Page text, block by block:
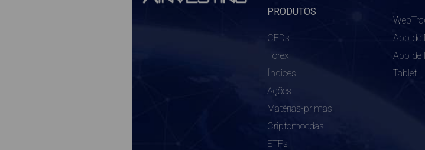
PRODUTOS
CFDs
Forex
Índices
Ações
Matérias-primas
Criptomoedas
ETFs
App de
App de
Tablet